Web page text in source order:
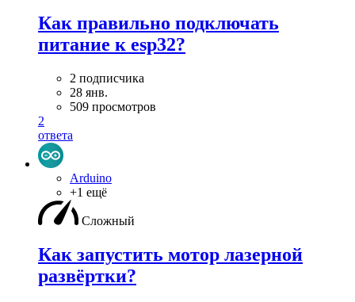
Как правильно подключать
питание к esp32?
2 подписчика
28 янв.
509 просмотров
2
ответа
Arduino
+1 ещё
Сложный
Как запустить мотор лазерной
развёртки?